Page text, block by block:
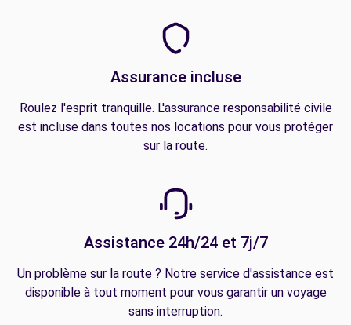
Assurance incluse
Roulez l'esprit tranquille. L'assurance responsabilité civile
est incluse dans toutes nos locations pour vous protéger
sur la route.
Assistance 24h/24 et 7j/7
Un problème sur la route ? Notre service d'assistance est
disponible à tout moment pour vous garantir un voyage
sans interruption.